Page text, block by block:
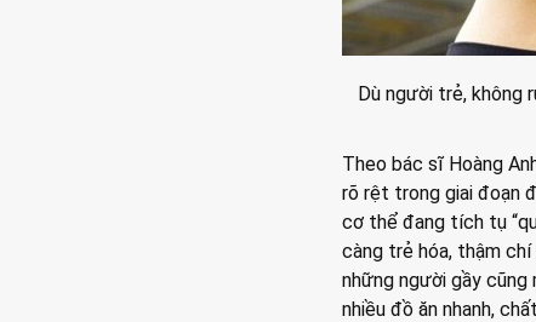
Dù người trẻ, không
Theo bác sĩ Hoàng
rõ rệt trong giai đoạn
cơ thể đang tích tụ
càng trẻ hóa, thậm
những người gầy cũng
nhiều đồ ăn nhanh,